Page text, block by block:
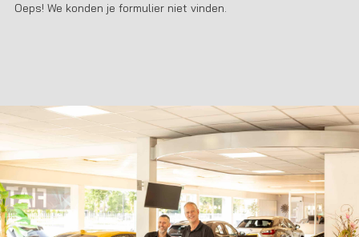
Oeps! We konden je formulier niet vinden.